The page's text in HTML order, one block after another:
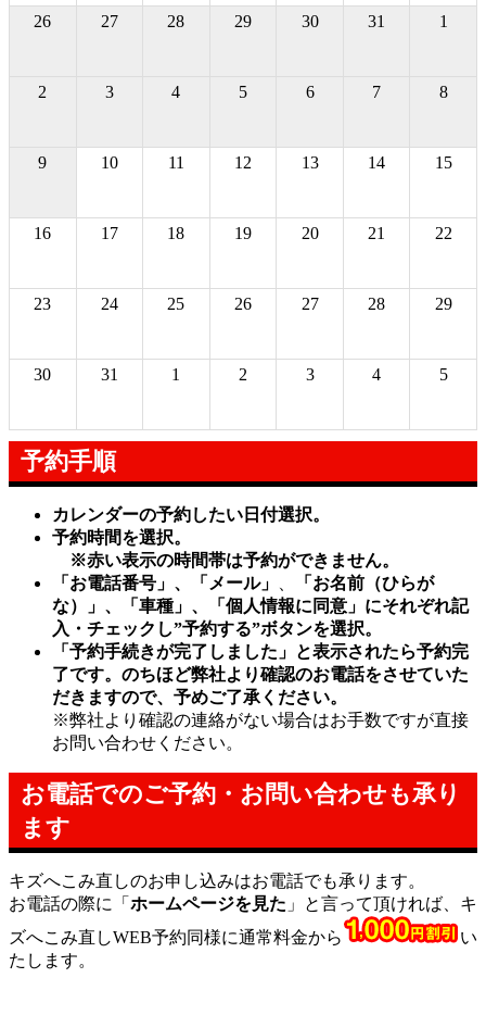
26 27 28 29 30 31 1
2 3 4 5 6 7 8
9 10 11 12 13 14 15
16 17 18 19 20 21 22
23 24 25 26 27 28 29
30 31 1 2 3 4 5
予約手順
カレンダーの予約したい日付選択。
予約時間を選択。
※赤い表示の時間帯は予約ができません。
「お電話番号」 、「メール」
「お名前（ひらが
な）」、「車種」、「個人情報に同意」にそれぞれ記
入・チェックし”予約する”ボタンを選択。
「予約手続きが完了しました」と表示されたら予約完
了です。のちほど弊社より確認のお電話をさせていた
だきますので、予めご了承ください。
※弊社より確認の連絡がない場合はお手数ですが直接
お問い合わせください。
お電話でのご予約・お問い合わせも承り
ます
キズへこみ直しのお申し込みはお電話でも承ります。
お電話の際に「 ホームページを見た 」と言って頂ければ、キ
ズへこみ直しWEB予約同様に通常料金から
い
たします。